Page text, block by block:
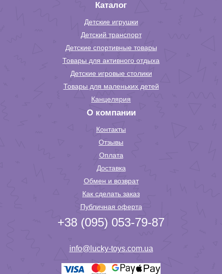
Каталог
Детские игрушки
Детский транспорт
Детские спортивные товары
Товары для активного отдыха
Детские игровые столики
Товары для маленьких детей
Канцелярия
О компании
Контакты
Отзывы
Оплата
Доставка
Обмен и возврат
Как сделать заказ
Публичная оферта
+38 (095) 053-79-87
info@lucky-toys.com.ua